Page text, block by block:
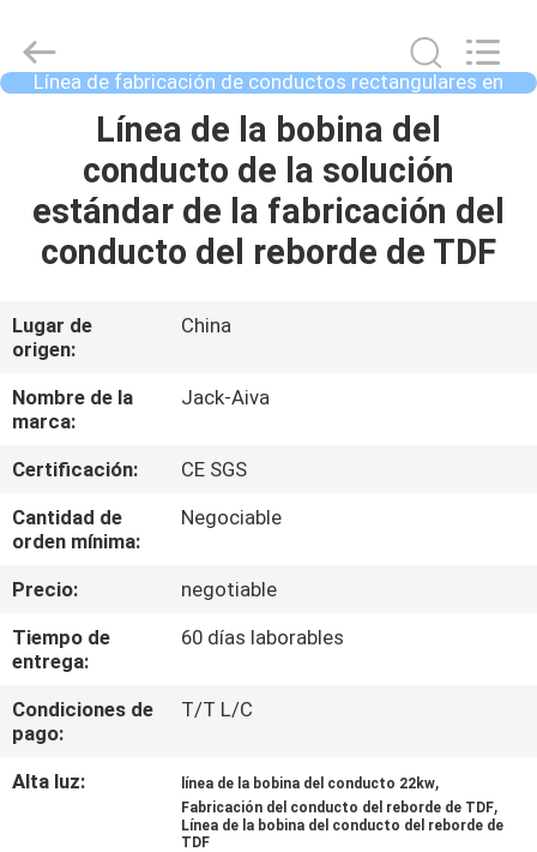
CASA
PRODUCTOS
SOBRE
NOSOTROS
RECORRIDO
POR
LA
FÁBRICA
CONTROL
DE
CALIDAD
CONTACTA
AIVA
MACHINERY
CO.,
LTD.
Línea de fabricación de conductos rectangulares en
bobina
Línea de la bobina del
conducto de la solución
estándar de la fabricación del
conducto del reborde de TDF
Lugar de
origen:
China
Nombre de la
marca:
Jack-Aiva
Certificación:
CE SGS
Cantidad de
orden mínima:
Negociable
Precio:
negotiable
Tiempo de
entrega:
60 días laborables
Condiciones de
pago:
T/T L/C
Alta luz: línea de la bobina del conducto 22kw,
Fabricación del conducto del reborde de TDF,
Línea de la bobina del conducto del reborde de
TDF